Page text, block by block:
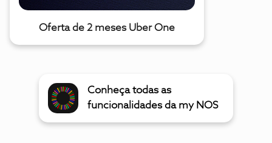
Oferta de 2 meses Uber One
Conheça todas as
funcionalidades da my NOS